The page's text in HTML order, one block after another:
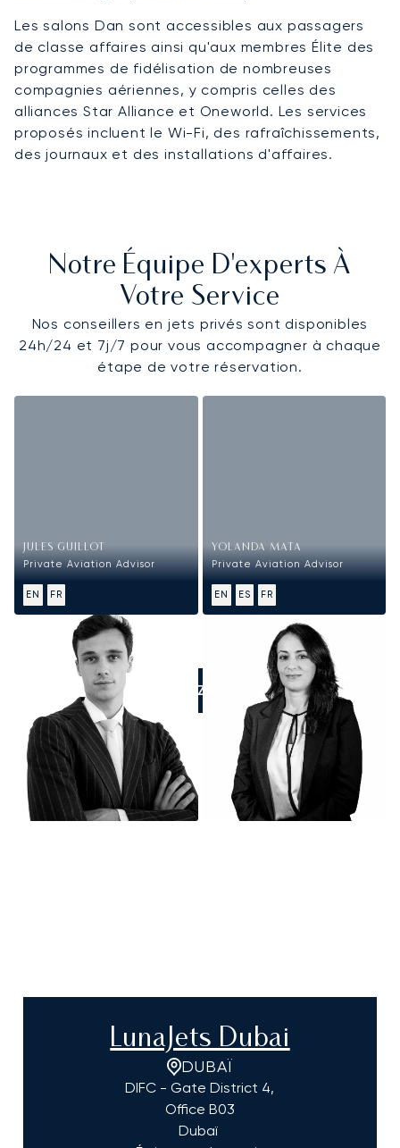
Les salons Dan sont accessibles aux passagers
de classe affaires ainsi qu'aux membres Élite des
programmes de fidélisation de nombreuses
compagnies aériennes, y compris celles des
alliances Star Alliance et Oneworld. Les services
proposés incluent le Wi-Fi, des rafraîchissements,
des journaux et des installations d'affaires.
Notre Équipe D'experts À
Votre Service
Nos conseillers en jets privés sont disponibles
24h/24 et 7j/7 pour vous accompagner à chaque
étape de votre réservation.
JULES GUILLOT
Private Aviation Advisor
EN FR
YOLANDA MATA
Private Aviation Advisor
EN ES FR
APPELEZ-NOUS
LunaJets Dubai
DUBAÏ
DIFC - Gate District 4,
Office B03
Dubaï